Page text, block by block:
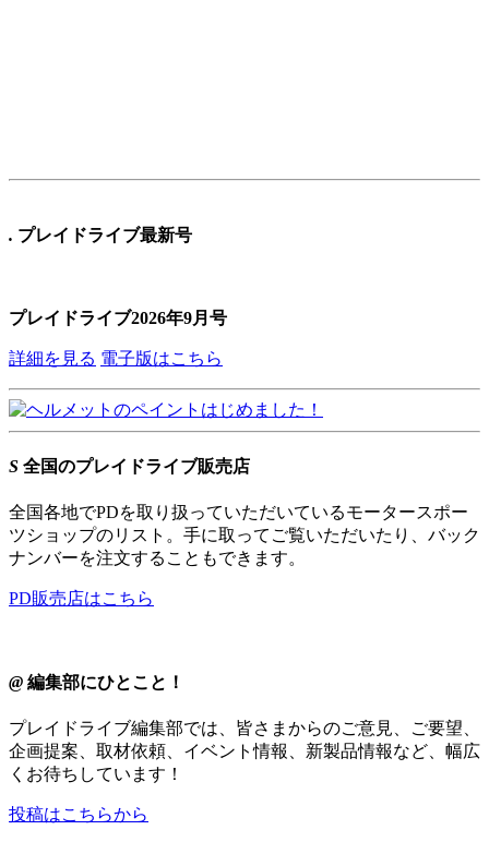
. プレイドライブ最新号
プレイドライブ2026年9月号
詳細を見る 電子版はこちら
S 全国のプレイドライブ販売店
全国各地でPDを取り扱っていただいているモータースポー
ツショップのリスト。手に取ってご覧いただいたり、バック
ナンバーを注文することもできます。
PD販売店はこちら
@ 編集部にひとこと！
プレイドライブ編集部では、皆さまからのご意見、ご要望、
企画提案、取材依頼、イベント情報、新製品情報など、幅広
くお待ちしています！
投稿はこちらから